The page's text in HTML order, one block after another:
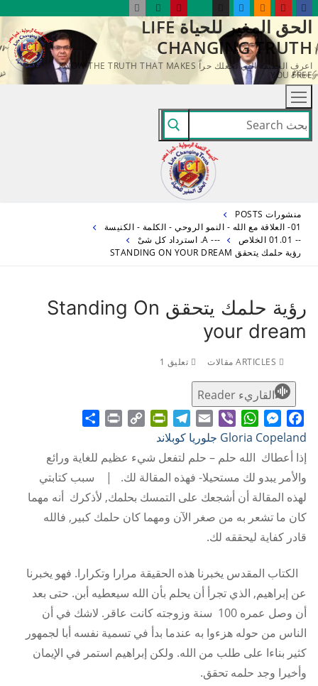
التجاوز
إلى
المحتوى
الحق المغير للحياة LIFE
CHANGING TRUTH
اعرف الحقيقة التي تجعلك حراً KNOW THE TRUTH THAT MAKES
YOU FREE
البحث
عن:
منشورات POSTS
01- العلاقة مع الله - النمو الروحي - الكلمة - الكنيسة
-- 01.01 الخلاص
--- A. استرداد كل شىْ
رؤية حلمك يتحقق STANDING ON YOUR DREAM
رؤية حلمك يتحقق Standing On
your dream
تعليق 1
القاريء Reader
Facebook
Messenger
WhatsApp
Viber
Email
Telegram
PrintFriendly
Link
Gloria Copeland جلوريا كوبلاند
إذا أعطاك الله حلم – حلم لتفعل شيء عظيم للغاية ورائع
والأمر يبدو لك مستحيلا- فهذه المقالة لك. | سبب كتابتي
لهذه المقالة أن أشجعك على التمسك بحلمك, لأذكرك أنه مهما
كان ما تشعر به من صغر الآن ومهما كان حلمك كبير, فالله
قادر كفاية ليحققه لك.
الكتاب المقدس يخبرنا هذه الحقيقة مرارا وتكرارا. فهو يخبرنا
عن إبراهيم, الذي تجرأ أن يحلم بأن الله سيعطيه أبن. حتى بعد
أن وصل عمره 100 سنة وزوجته كانت عاقر. لاشك في أن
الناس من حوله هزءوا به عندما بدأ في تسمية نفسه أبا لجمهور
كثير بناءا على طلب من الله. ولكن إبراهيم استمر في الإيمان
وأخيرا وجد حلمه تحقق.